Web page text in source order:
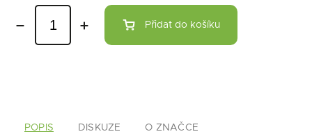
Přidat do košíku
POPIS DISKUZE O ZNAČCE